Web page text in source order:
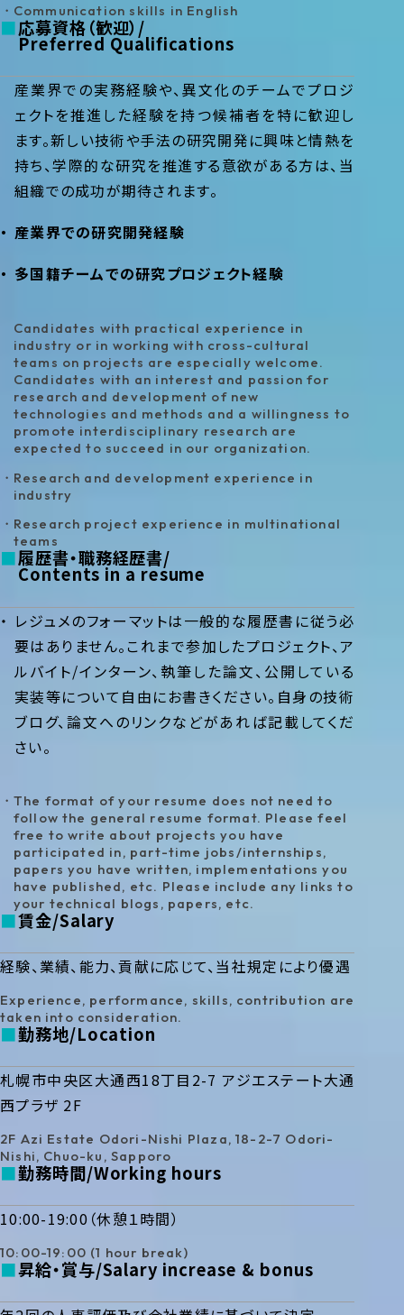
Communication skills in English
応募資格（歓迎）
Preferred Qualifications
産業界での実務経験や、異文化のチームでプロジ
ェクトを推進した経験を持つ候補者を特に歓迎し
ます。新しい技術や手法の研究開発に興味と情熱を
持ち、学際的な研究を推進する意欲がある方は、当
組織での成功が期待されます。
産業界での研究開発経験
多国籍チームでの研究プロジェクト経験
Candidates with practical experience in
industry or in working with cross-cultural
teams on projects are especially welcome.
Candidates with an interest and passion for
research and development of new
technologies and methods and a willingness to
promote interdisciplinary research are
expected to succeed in our organization.
Research and development experience in
industry
Research project experience in multinational
teams
履歴書・職務経歴書
Contents in a resume
レジュメのフォーマットは一般的な履歴書に従う必
要はありません。これまで参加したプロジェクト、ア
ルバイト/インターン、執筆した論文、公開している
実装等について自由にお書きください。自身の技術
ブログ、論文へのリンクなどがあれば記載してくだ
さい。
The format of your resume does not need to
follow the general resume format. Please feel
free to write about projects you have
participated in, part-time jobs/internships,
papers you have written, implementations you
have published, etc. Please include any links to
your technical blogs, papers, etc.
賃金 Salary
経験、業績、能力、貢献に応じて、当社規定により優遇
Experience, performance, skills, contribution are
taken into consideration.
勤務地 Location
札幌市中央区大通西18丁目2-7 アジエステート大通
西プラザ 2F
2F Azi Estate Odori-Nishi Plaza, 18-2-7 Odori-
Nishi, Chuo-ku, Sapporo
勤務時間 Working hours
10:00-19:00（休憩１時間）
10:00-19:00 (1 hour break)
昇給・賞与 Salary increase & bonus